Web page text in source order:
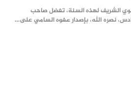
الشريف لهذه السنة، تفضل صاحب
نصره الله، بإصدار عفوه السامي على…